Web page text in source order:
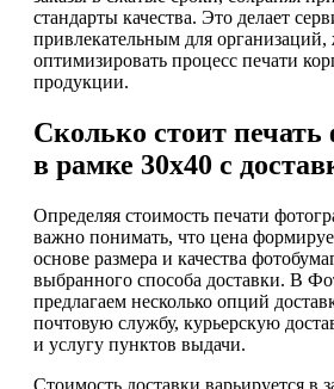
стандарты качества. Это делает
привлекательным для
оптимизировать процесс печати
продукции.
Сколько стоит
в рамке 30х40 с
Определяя стоимость печати
важно понимать, что цена
основе размера и качества
выбранного способа доставки. В
предлагаем несколько опций
почтовую службу, курьерскую
и услугу пунктов выдачи.
Стоимость доставки варьируется в